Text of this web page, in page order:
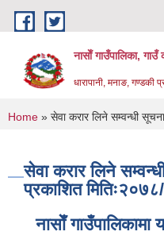
Skip to main content
नासाेँ गाउँपालिका, गाउँ
धारापानी, मनाङ, गण्डकी
You are here
Home » सेवा करार लिने सम्वन्धी
सेवा करार लिने
प्रकाशित
नासाेँ गाउँपालिकामा